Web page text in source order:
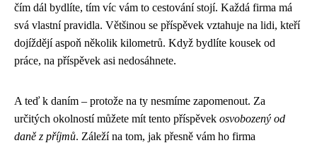
čím dál bydlíte, tím víc vám to cestování stojí. Každá firma má
svá vlastní pravidla. Většinou se příspěvek vztahuje na lidi, kteří
dojíždějí aspoň několik kilometrů. Když bydlíte kousek od
práce, na příspěvek asi nedosáhnete.
A teď k daním – protože na ty nesmíme zapomenout. Za
určitých okolností můžete mít tento příspěvek osvobozený od
daně z příjmů. Záleží na tom, jak přesně vám ho firma